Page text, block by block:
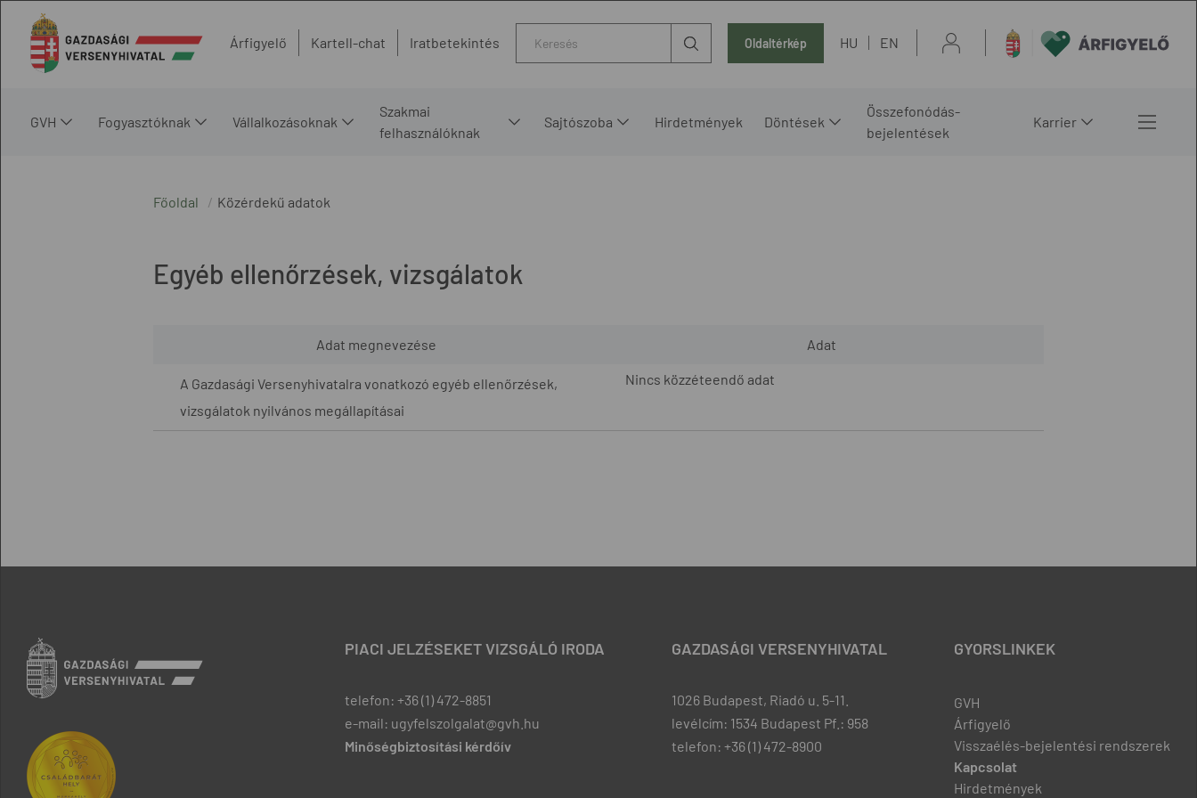
Árfigyelő Kartell-chat Iratbetekintés Oldaltérkép HU EN
GVH Fogyasztóknak Vállalkozásoknak
Szakmai
felhasználóknak
Sajtószoba Hirdetmények Döntések
Összefonódás-
bejelentések
Karrier
Főoldal Közérdekű adatok
Egyéb ellenőrzések, vizsgálatok
Adat megnevezése Adat
A Gazdasági Versenyhivatalra vonatkozó egyéb ellenőrzések,
vizsgálatok nyilvános megállapításai
Nincs közzéteendő adat
PIACI JELZÉSEKET VIZSGÁLÓ IRODA
telefon: +36 (1) 472-8851
e-mail: ugyfelszolgalat@gvh.hu
Minőségbiztosítási kérdőív
GAZDASÁGI VERSENYHIVATAL
1026 Budapest, Riadó u. 5-11.
levélcím: 1534 Budapest Pf.: 958
telefon: +36 (1) 472-8900
GYORSLINKEK
GVH
Árfigyelő
Visszaélés-bejelentési rendszerek
Kapcsolat
Hirdetmények